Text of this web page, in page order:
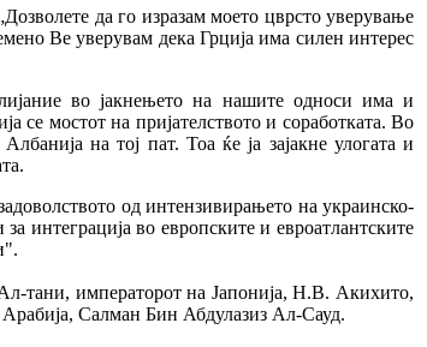
да го изразам моето цврсто уверување
Ве уверувам дека Грција има силен интерес
во јакнењето на нашите односи има и
мостот на пријателството и соработката. Во
на тој пат. Тоа ќе ја зајакне улогата и
од интензивирањето на украинско-
интеграција во европските и евроатлантските
тани, императорот на Јапонија, Н.В. Акихито,
Арабија, Салман Бин Абдулазиз Ал-Сауд.